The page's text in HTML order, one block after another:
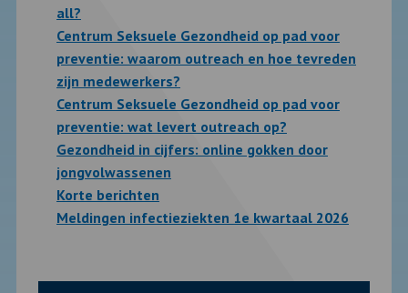
all?
Centrum Seksuele Gezondheid op pad voor
preventie: waarom outreach en hoe tevreden
zijn medewerkers?
Centrum Seksuele Gezondheid op pad voor
preventie: wat levert outreach op?
Gezondheid in cijfers: online gokken door
jongvolwassenen
Korte berichten
Meldingen infectieziekten 1e kwartaal 2026